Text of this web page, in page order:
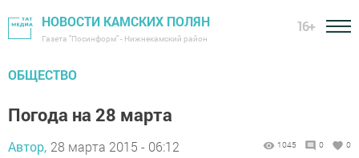
НОВОСТИ КАМСКИХ ПОЛЯН
Газета "Посинформ" - Нижнекамский район
16+
ОБЩЕСТВО
Погода на 28 марта
Автор, 28 марта 2015 - 06:12 1045 0 0